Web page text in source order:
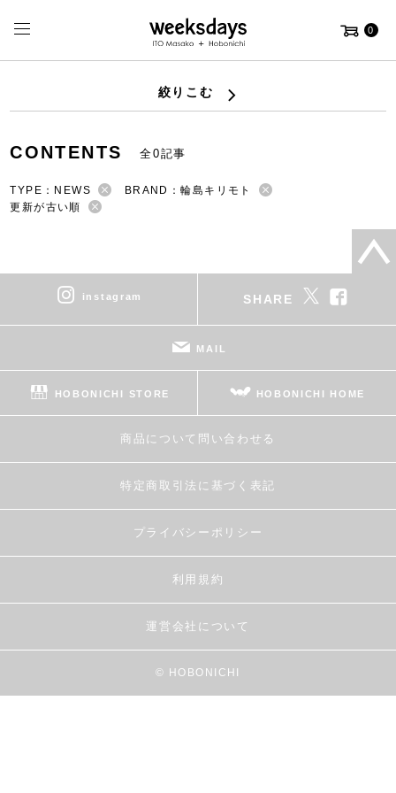
0
絞りこむ
CONTENTS 全0記事
TYPE：NEWS
BRAND：輪島キリモト
更新が古い順
instagram SHARE
MAIL
HOBONICHI STORE HOBONICHI HOME
商品について問い合わせる
特定商取引法に基づく表記
プライバシーポリシー
利用規約
運営会社について
© HOBONICHI